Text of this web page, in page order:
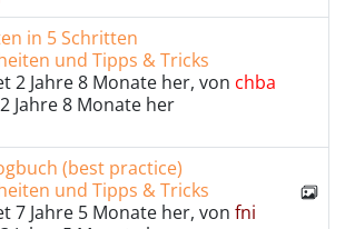
in 5 Schritten
und Tipps & Tricks
2 Jahre 8 Monate her, von chba
2 Jahre 8 Monate her
(best practice)
und Tipps & Tricks
7 Jahre 5 Monate her, von fni